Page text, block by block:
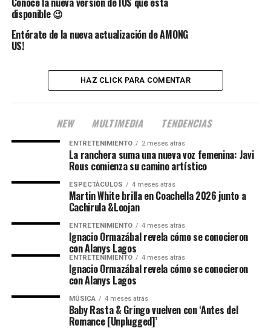
disponible 😉
Entérate de la nueva actualización de AMONG
US!
HAZ CLICK PARA COMENTAR
NEW MULTIMEDIA TENDENCIAS
ENTRETENIMIENTO 2 meses atrás
La ranchera suma una nueva voz femenina: Javi
Rous comienza su camino artístico
ESPECTÁCULOS 4 meses atrás
Martin White brilla en Coachella 2026 junto a
Cachirula &Loojan
ENTRETENIMIENTO 4 meses atrás
Ignacio Ormazábal revela cómo se conocieron
con Alanys Lagos
ENTRETENIMIENTO 4 meses atrás
Ignacio Ormazábal revela cómo se conocieron
con Alanys Lagos
MÚSICA 4 meses atrás
Baby Rasta & Gringo vuelven con ‘Antes del
Romance [Unplugged]’